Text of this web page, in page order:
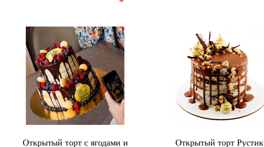
Открытый торт с ягодами и
Открытый торт Рустик